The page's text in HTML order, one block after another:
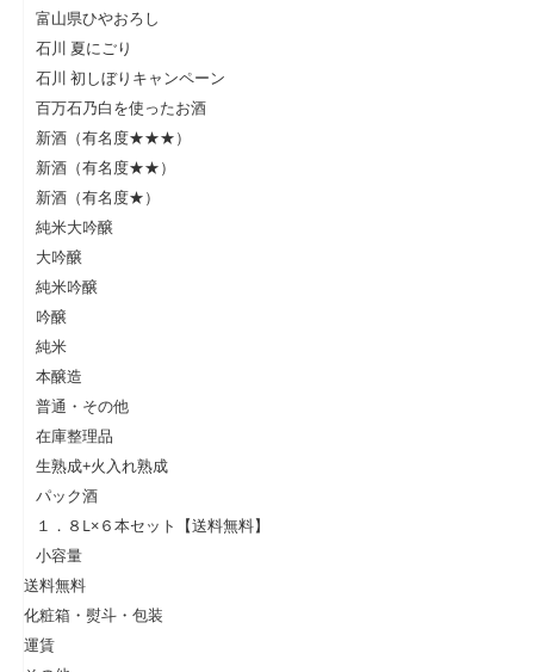
富山県ひやおろし
石川 夏にごり
石川 初しぼりキャンペーン
百万石乃白を使ったお酒
新酒（有名度★★★）
新酒（有名度★★）
新酒（有名度★）
純米大吟醸
大吟醸
純米吟醸
吟醸
純米
本醸造
普通・その他
在庫整理品
生熟成+火入れ熟成
パック酒
１．８L×６本セット【送料無料】
小容量
送料無料
化粧箱・熨斗・包装
運賃